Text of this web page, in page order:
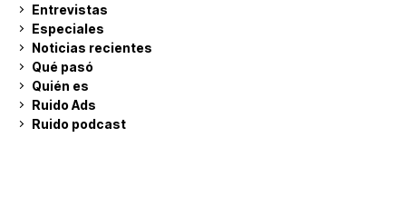
Entrevistas
Especiales
Noticias recientes
Qué pasó
Quién es
Ruido Ads
Ruido podcast